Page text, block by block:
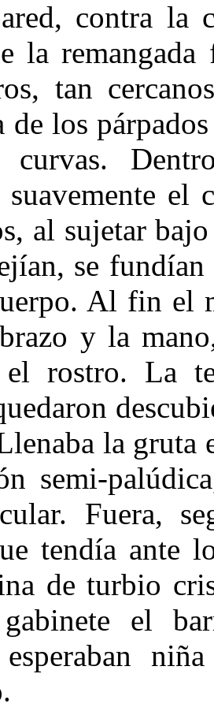
contra la
la
tan
de los
curvas.
el
al sujetar
se
Al fin el
y la
el rostro. La
la gruta
semi-
Fuera,
tendía ante
de turbio
el
esperaban